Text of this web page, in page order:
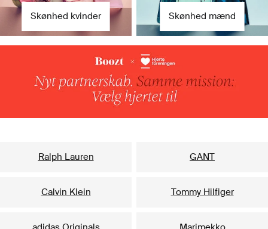
Skønhed kvinder Skønhed mænd
Ralph Lauren GANT
Calvin Klein Tommy Hilfiger